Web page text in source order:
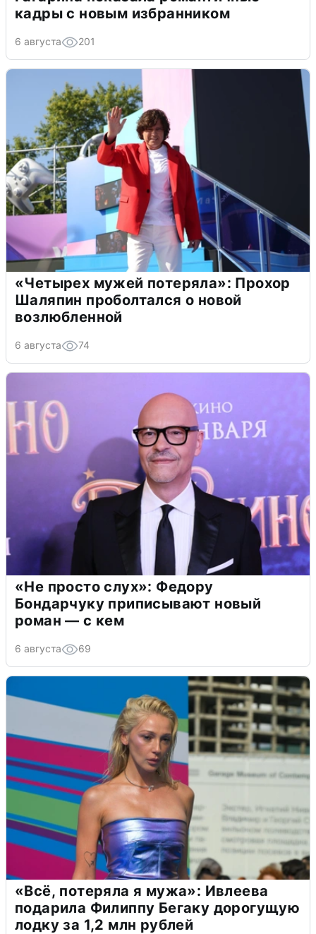
кадры с новым избранником
6 августа 201
«Четырех мужей потеряла»: Прохор
Шаляпин проболтался о новой
возлюбленной
6 августа 74
«Не просто слух»: Федору
Бондарчуку приписывают новый
роман — с кем
6 августа 69
«Всё, потеряла я мужа»: Ивлеева
подарила Филиппу Бегаку дорогущую
лодку за 1,2 млн рублей